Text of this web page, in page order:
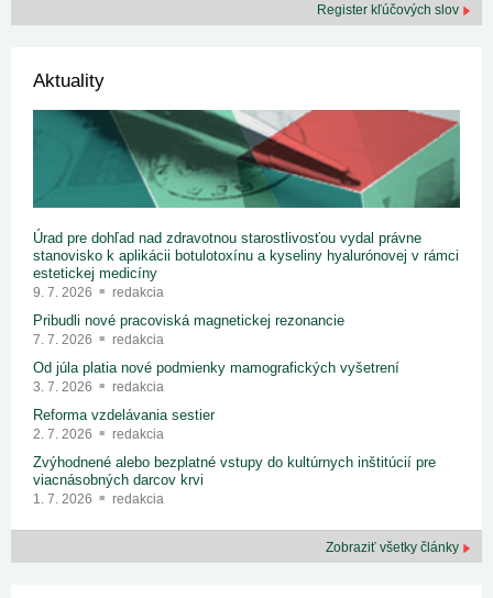
Register kľúčových slov
Aktuality
Úrad pre dohľad nad zdravotnou starostlivosťou vydal právne
stanovisko k aplikácii botulotoxínu a kyseliny hyalurónovej v rámci
estetickej medicíny
9. 7. 2026 redakcia
Pribudli nové pracoviská magnetickej rezonancie
7. 7. 2026 redakcia
Od júla platia nové podmienky mamografických vyšetrení
3. 7. 2026 redakcia
Reforma vzdelávania sestier
2. 7. 2026 redakcia
Zvýhodnené alebo bezplatné vstupy do kultúrnych inštitúcií pre
viacnásobných darcov krvi
1. 7. 2026 redakcia
Zobraziť všetky články